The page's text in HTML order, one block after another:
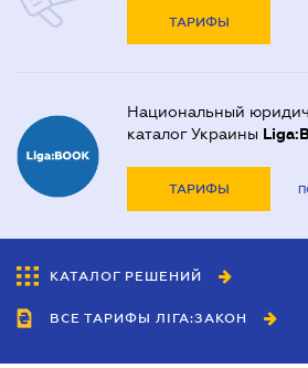
ТАРИФЫ
Национальный
каталог Украины
ТАРИФЫ
КАТАЛОГ РЕШЕНИЙ
ВСЕ ТАРИФЫ ЛІГА:ЗАКОН